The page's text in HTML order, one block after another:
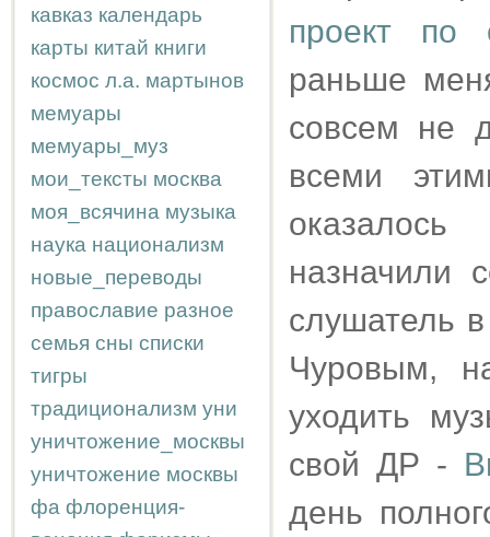
кавказ календарь
карты китай книги
космос л.а. мартынов
мемуары
мемуары_муз
мои_тексты москва
моя_всячина музыка
наука национализм
новые_переводы
православие разное
семья сны списки
тигры
традиционализм уни
уничтожение_москвы
уничтожение москвы
фа флоренция-
проект по
раньше
совсем не
всеми
назначили
слушатель
Чуровым,
уходить
свой ДР -
день